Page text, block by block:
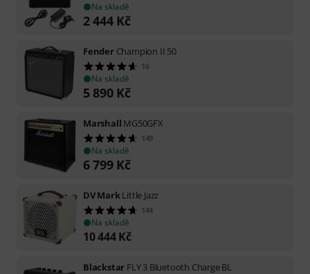
Na skladě
2 444 Kč
Fender Champion II 50
16
Na skladě
5 890 Kč
Marshall MG50GFX
149
Na skladě
6 799 Kč
DV MarkLittle Jazz
144
Na skladě
10 444 Kč
Blackstar FLY 3 Bluetooth Charge BL